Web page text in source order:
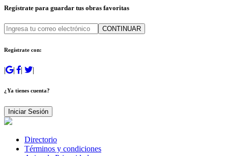
Regístrate para guardar tus obras favoritas
CONTINUAR
Regístrate con:
| | | |
¿Ya tienes cuenta?
Iniciar Sesión
Directorio
Términos y condiciones